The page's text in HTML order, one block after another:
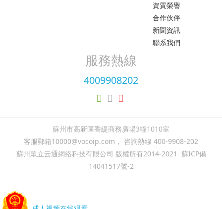
資質榮譽
合作伙伴
新聞資訊
聯系我們
服務熱線
4009908202
蘇州市高新區香緹商務廣場3幢1010室
客服郵箱10000@vocoip.com， 咨詢熱線 400-9908-202
蘇州眾立云通網絡科技有限公司 版權所有2014-2021 蘇ICP備
14041517號-2